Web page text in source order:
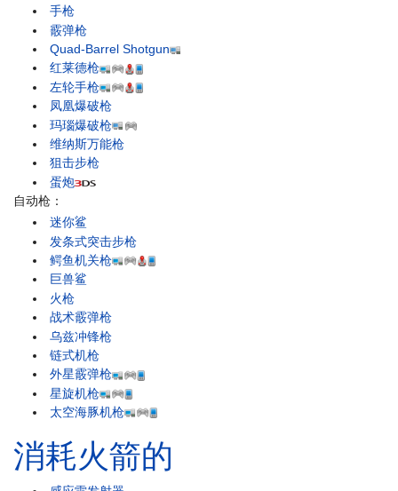
手枪
霰弹枪
Quad-Barrel Shotgun
红莱德枪
左轮手枪
凤凰爆破枪
玛瑙爆破枪
维纳斯万能枪
狙击步枪
蛋炮
自动枪：
迷你鲨
发条式突击步枪
鳄鱼机关枪
巨兽鲨
火枪
战术霰弹枪
乌兹冲锋枪
链式机枪
外星霰弹枪
星旋机枪
太空海豚机枪
消耗火箭的